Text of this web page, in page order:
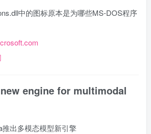
中的图标原本是为哪些MS-DOS程序
engine for multimodal
推出多模态模型新引擎